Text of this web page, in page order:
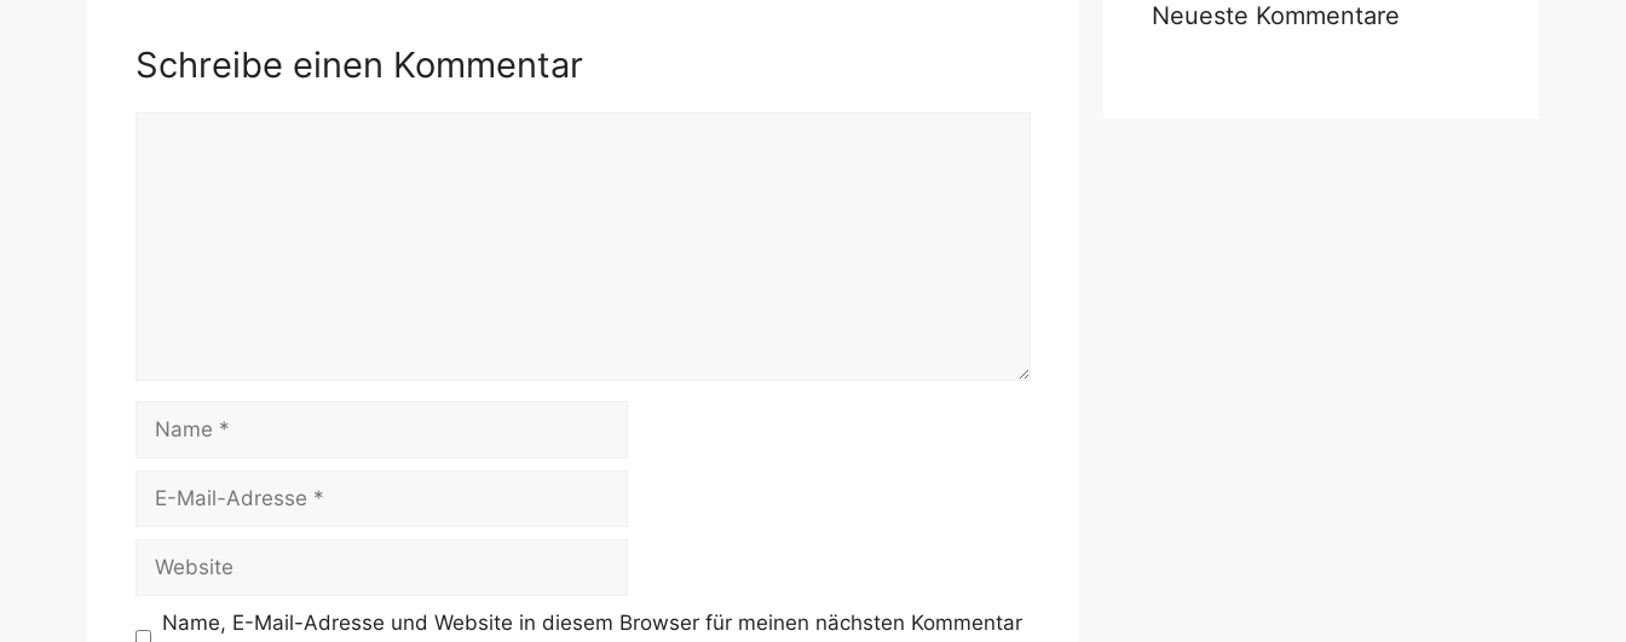
Schreibe einen Kommentar
Mail-
Name, E-Mail-Adresse und Website in diesem Browser für meinen nächsten Kommentar
Neueste Kommentare